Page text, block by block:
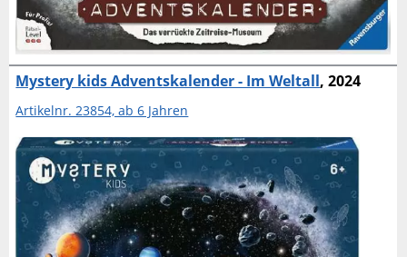
Mystery kids Adventskalender - Im Weltall, 2024
Artikelnr. 23854, ab 6 Jahren